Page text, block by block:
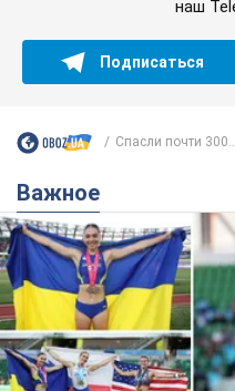
Красавица из Львова
историческую
чемпионате мира по
Видео
Наша соотечественница
9.08.2026 09:32 68,1 т.